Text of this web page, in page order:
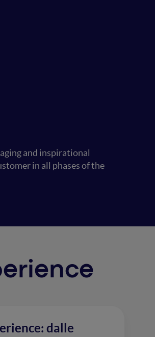
and inspirational
in all phases of the
dalle